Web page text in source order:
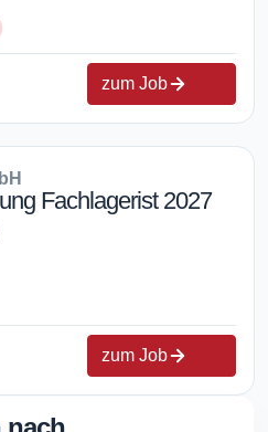
zum Job
Fachlagerist 2027
zum Job